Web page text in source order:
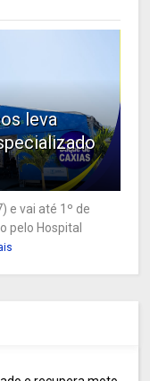
leva
e vai até 1º de
pelo Hospital